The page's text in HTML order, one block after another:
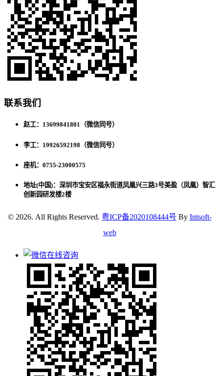
联系我们
赵工：13699841801（微信同号）
李工：19926592198（微信同号）
座机：0755-23000575
地址(中国)：深圳市宝安区福永街道凤凰兴三路3号美盈（凤凰）智汇
创新园研发楼2楼
© 2026. All Rights Reserved. 粤ICP备2020108444号 By Intsoft-
web